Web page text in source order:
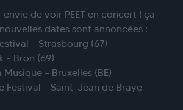
de voir PEET en concert ! ça
dates sont annoncées :
– Strasbourg (67)
– Bron (69)
Musique – Bruxelles (BE)
Festival – Saint-Jean de Braye